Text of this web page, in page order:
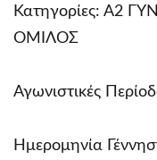
Κατηγορίες: Α2
ΟΜΙΛΟΣ
Αγωνιστικές
Ημερομηνία